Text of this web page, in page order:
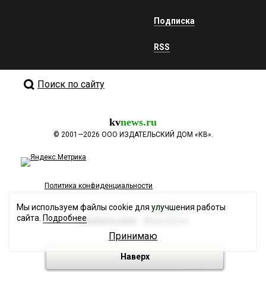
Подписка
RSS
Поиск по сайту
kvnews.ru
© 2001—2026 ООО ИЗДАТЕЛЬСКИЙ ДОМ «КВ».
Политика конфиденциальности
Разработка сайта
Наверх
Мы используем файлы cookie для улучшения работы
сайта. Подробнее
Принимаю